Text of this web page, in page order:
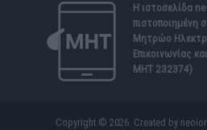
Η ιστοσελίδα
πιστοποιημένη
Μητρώο
Επικοινωνίας
ΜΗΤ 232374)
Copyright © 2026. Created by